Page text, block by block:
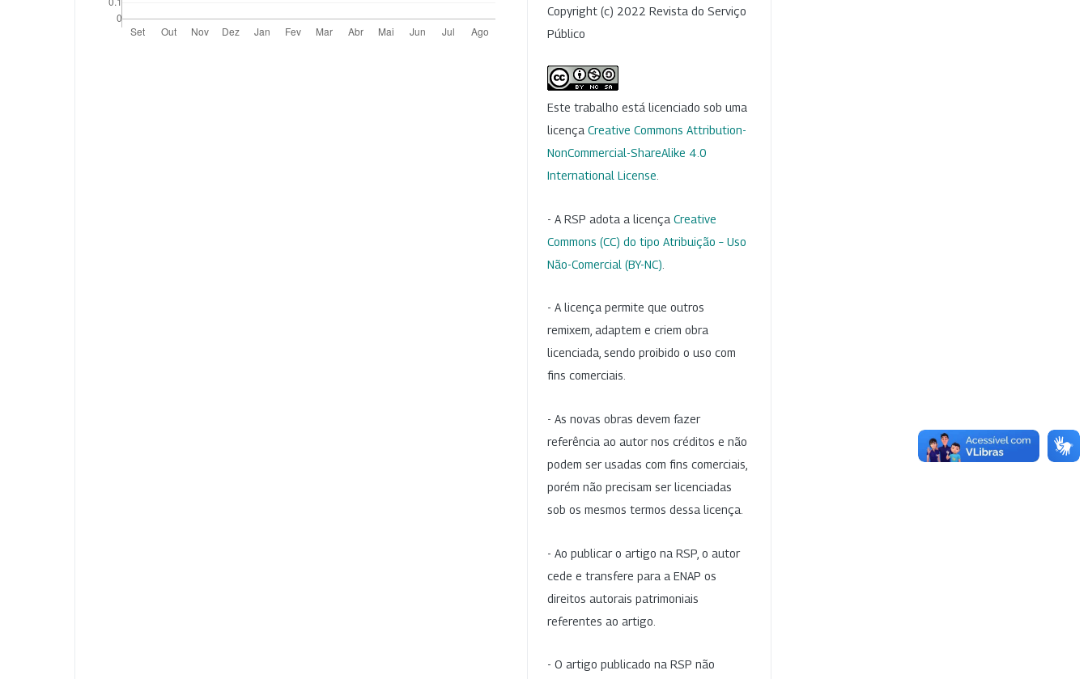
Copyright (c) 2022 Revista do Serviço
Público
Este trabalho está licenciado sob uma
licença Creative Commons Attribution-
NonCommercial-ShareAlike 4.0
International License
- A RSP adota a licença Creative
Commons (CC) do tipo Atribuição – Uso
Não-Comercial (BY-NC)
- A licença permite que outros
remixem, adaptem e criem obra
licenciada, sendo proibido o uso com
fins comerciais.
- As novas obras devem fazer
referência ao autor nos créditos e não
podem ser usadas com fins comerciais,
porém não precisam ser licenciadas
sob os mesmos termos dessa licença.
- Ao publicar o artigo na RSP, o autor
cede e transfere para a ENAP os
direitos autorais patrimoniais
referentes ao artigo.
- O artigo publicado na RSP não